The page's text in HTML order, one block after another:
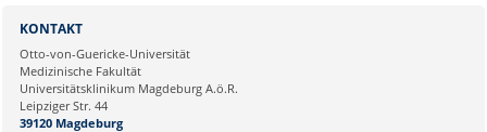
Ihre E-Mailadresse:
Ihr Anliegen:
KONTAKT
Otto-von-Guericke-Universität
Medizinische Fakultät
Universitätsklinikum Magdeburg A.ö.R.
Leipziger Str. 44
39120 Magdeburg